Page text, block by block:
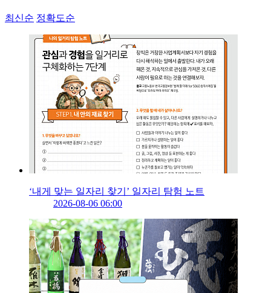
최신순 정확도순
‘내게 맞는 일자리 찾기’ 일자리 탐험 노트
2026-08-06 06:00